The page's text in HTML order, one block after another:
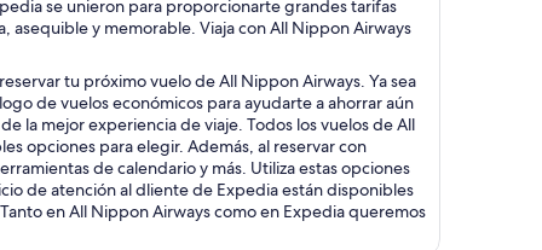
se unieron para proporcionarte grandes tarifas
asequible y memorable. Viaja con All Nippon Airways
tu próximo vuelo de All Nippon Airways. Ya sea
de vuelos económicos para ayudarte a ahorrar aún
la mejor experiencia de viaje. Todos los vuelos de All
opciones para elegir. Además, al reservar con
de calendario y más. Utiliza estas opciones
de atención al dliente de Expedia están disponibles
en All Nippon Airways como en Expedia queremos